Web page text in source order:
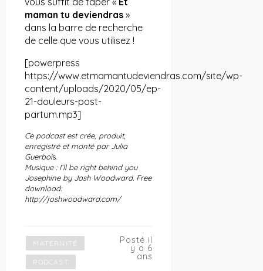
maman tu deviendras»
dans la barre de recherche
de celle que vous utilisez !
[powerpress
https://www.etmamantudeviendras.com/site/wp-
content/uploads/2020/05/ep-
21-douleurs-post-
partum.mp3]
Ce podcast est crée, produit,
enregistré et monté par Julia
Guerbois.
Musique : I’ll be right behind you
Josephine by Josh Woodward. Free
download:
http://joshwoodward.com/
MATERNITÉ
PODCAST
Posté il
y a 6
ans